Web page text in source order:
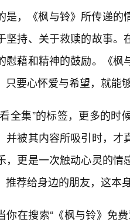
是，《枫与铃》所传递
坚持、关于救赎的故事
慰藉和精神的鼓励。《
只要心怀爱与希望，就能
全集”的标签，更多的
并被其内容所吸引时，
，更是一次触动心灵的
推荐给身边的朋友，这本
你在搜索“《枫与铃》免